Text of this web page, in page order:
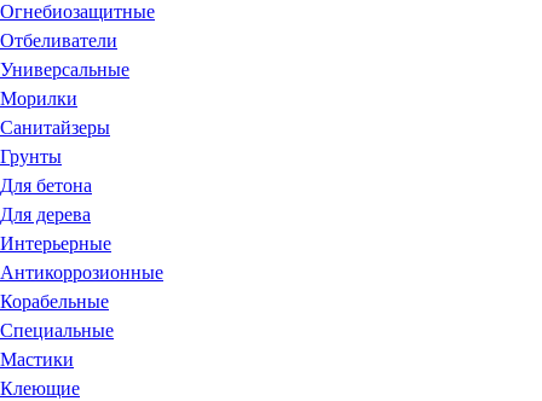
Огнебиозащитные
Отбеливатели
Универсальные
Морилки
Санитайзеры
Грунты
Для бетона
Для дерева
Интерьерные
Антикоррозионные
Корабельные
Специальные
Мастики
Клеющие